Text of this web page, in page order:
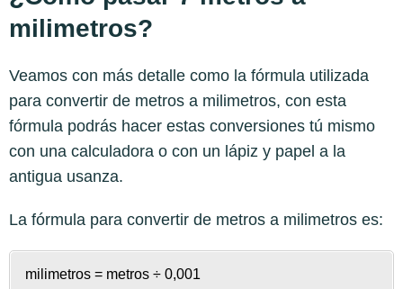
milimetros?
Veamos con más detalle como la fórmula utilizada
para convertir de metros a milimetros, con esta
fórmula podrás hacer estas conversiones tú mismo
con una calculadora o con un lápiz y papel a la
antigua usanza.
La fórmula para convertir de metros a milimetros es:
milimetros = metros ÷ 0,001